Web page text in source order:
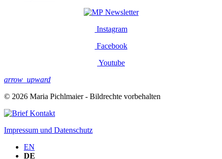
Newsletter
Instagram
Facebook
Youtube
arrow_upward
© 2026 Maria Pichlmaier - Bildrechte vorbehalten
Kontakt
Impressum und Datenschutz
EN
DE